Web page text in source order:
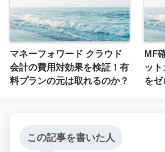
マネーフォワード クラウド
会計の費用対効果を検証！有
料プランの元は取れるのか？
MF
ット
をゼ
この記事を書いた人